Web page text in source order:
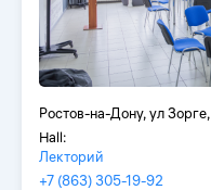
Ростов-на-Дону, ул
Hall:
Лекторий
+7 (863) 305-19-92